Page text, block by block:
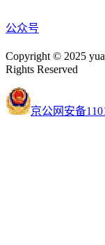
公众号
Copyright © 2025
Rights Reserved
京公网安备